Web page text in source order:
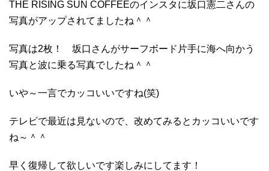
THE RISING SUN COFFEEのインスタに坂口憲二さんの
写真がアップされてましたね＾＾
写真は2枚！ 坂口さんがサーフボード片手に海へ向かう
写真と波に乗る写真でしたね＾＾
いや～一言でカッコいいですね(笑)
テレビで最近は見ないので、改めてみるとカッコいいです
ね～＾＾
早く復帰して欲しいです楽しみにしてます！